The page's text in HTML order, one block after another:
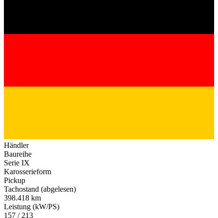
Händler
Baureihe
Serie IX
Karosserieform
Pickup
Tachostand (abgelesen)
398.418 km
Leistung (kW/PS)
157 / 213